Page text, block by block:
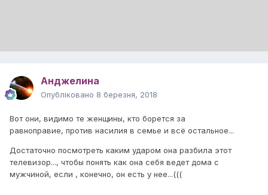
Анджелина
Опубліковано 8 березня, 2018
Вот они, видимо те женщины, кто борется за
равноправие, против насилия в семье и всё остальное...
Достаточно посмотреть каким ударом она разбила этот
телевизор..., чтобы понять как она себя ведет дома с
мужчиной, если , конечно, он есть у нее...(((